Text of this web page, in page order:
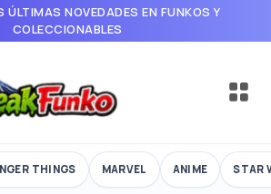
ÚLTIMAS NOVEDADES EN FUNKOS Y
COLECCIONABLES
THINGS MARVEL ANIME STAR